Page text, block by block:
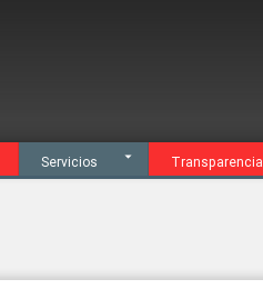
Servicios Transparencia